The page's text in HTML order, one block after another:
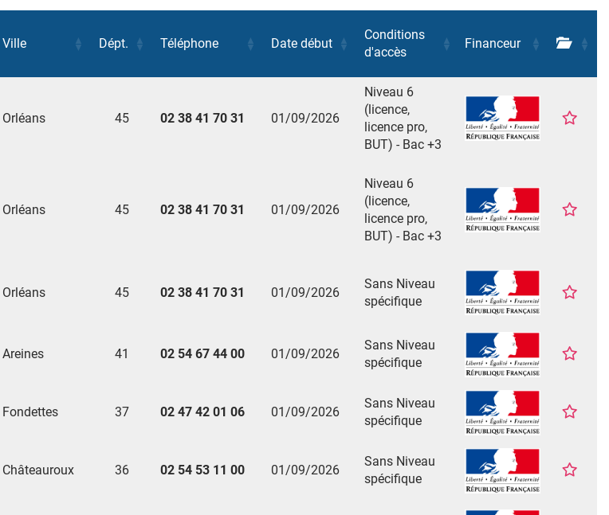
Ville Dépt. Téléphone Date début
Conditions
d'accès
Financeur
Orléans 45 02 38 41 70 31 01/09/2026
Niveau 6
(licence,
licence pro,
BUT) - Bac +3
Orléans 45 02 38 41 70 31 01/09/2026
Niveau 6
(licence,
licence pro,
BUT) - Bac +3
Orléans 45 02 38 41 70 31 01/09/2026
Sans Niveau
spécifique
Areines 41 02 54 67 44 00 01/09/2026
Sans Niveau
spécifique
Fondettes 37 02 47 42 01 06 01/09/2026
Sans Niveau
spécifique
Châteauroux 36 02 54 53 11 00 01/09/2026
Sans Niveau
spécifique